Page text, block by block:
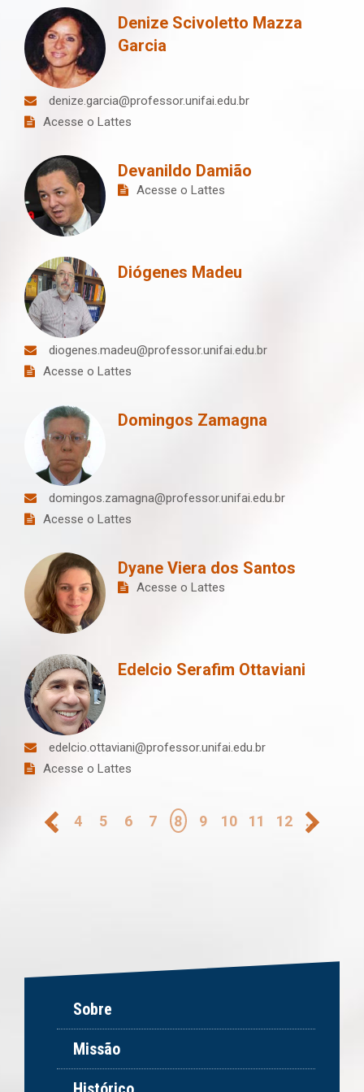
Denize Scivoletto Mazza
Garcia
denize.garcia@professor.unifai.edu.br
Acesse o Lattes
Devanildo Damião
Acesse o Lattes
Diógenes Madeu
diogenes.madeu@professor.unifai.edu.br
Acesse o Lattes
Domingos Zamagna
domingos.zamagna@professor.unifai.edu.br
Acesse o Lattes
Dyane Viera dos Santos
Acesse o Lattes
Edelcio Serafim Ottaviani
edelcio.ottaviani@professor.unifai.edu.br
Acesse o Lattes
Paginação
… 4 5 6 7 8 9 10 11 12 …
Sobre
Missão